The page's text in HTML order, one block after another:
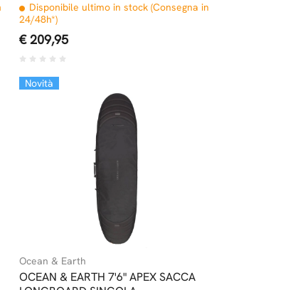
Disponibile ultimo in stock (Consegna in
24/48h*)
€ 209,95
Novità
Ocean & Earth
OCEAN & EARTH 7'6" APEX SACCA